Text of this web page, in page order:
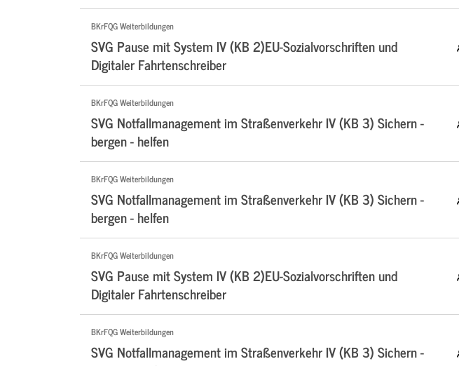
BKrFQG Weiterbildungen
SVG Pause mit System IV (KB 2)EU-Sozialvorschriften und
Digitaler Fahrtenschreiber
BKrFQG Weiterbildungen
SVG Notfallmanagement im Straßenverkehr IV (KB 3) Sichern -
bergen - helfen
BKrFQG Weiterbildungen
SVG Notfallmanagement im Straßenverkehr IV (KB 3) Sichern -
bergen - helfen
BKrFQG Weiterbildungen
SVG Pause mit System IV (KB 2)EU-Sozialvorschriften und
Digitaler Fahrtenschreiber
BKrFQG Weiterbildungen
SVG Notfallmanagement im Straßenverkehr IV (KB 3) Sichern -